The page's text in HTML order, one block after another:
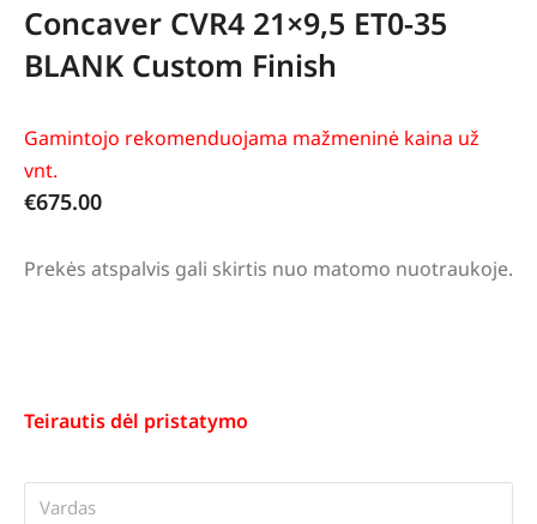
Concaver CVR4 21×9,5 ET0-35
BLANK Custom Finish
Gamintojo rekomenduojama mažmeninė kaina už
vnt.
€675.00
Prekės atspalvis gali skirtis nuo matomo nuotraukoje.
Teirautis dėl pristatymo